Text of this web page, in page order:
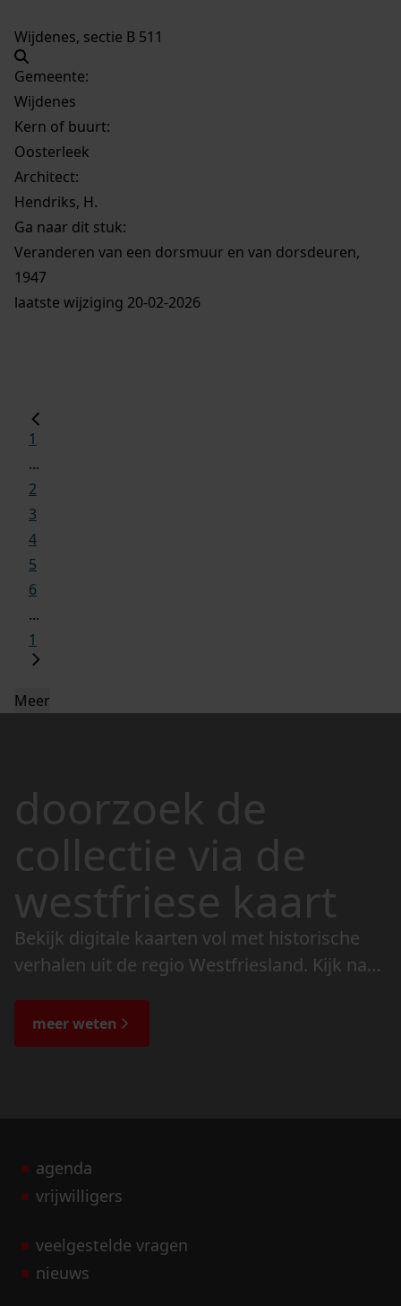
Wijdenes, sectie B 511
Gemeente:
Wijdenes
Kern of buurt:
Oosterleek
Architect:
Hendriks, H.
Ga naar dit stuk:
Veranderen van een dorsmuur en van dorsdeuren,
1947
laatste wijziging 20-02-2026
1
...
2
3
4
5
6
...
1
Meer
doorzoek de
collectie via de
westfriese kaart
Bekijk digitale kaarten vol met historische
verhalen uit de regio Westfriesland. Kijk naar
de bijzondere verhalen.
meer weten
agenda
vrijwilligers
veelgestelde vragen
nieuws